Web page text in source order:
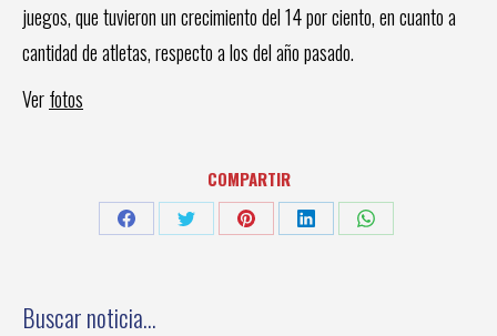
juegos, que tuvieron un crecimiento del 14 por ciento, en cuanto a
cantidad de atletas, respecto a los del año pasado.
Verfotos
COMPARTIR
Share
Share
Share
Share
Share
Buscar noticia…